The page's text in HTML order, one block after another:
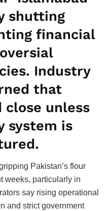
shutting
financial
Industry
that
unless
system is
Pakistan’s flour
weeks, particularly in
say rising operational
and strict government